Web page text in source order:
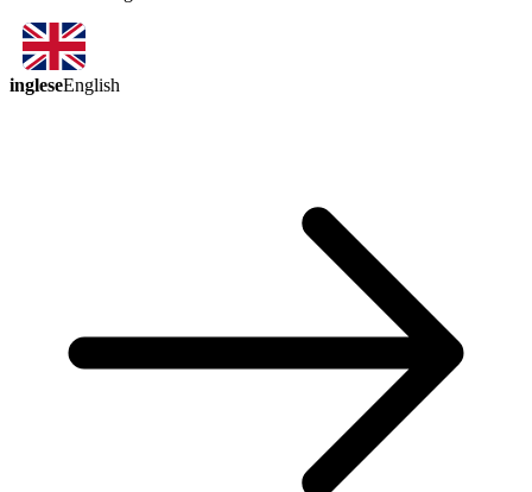
ingleseEnglish